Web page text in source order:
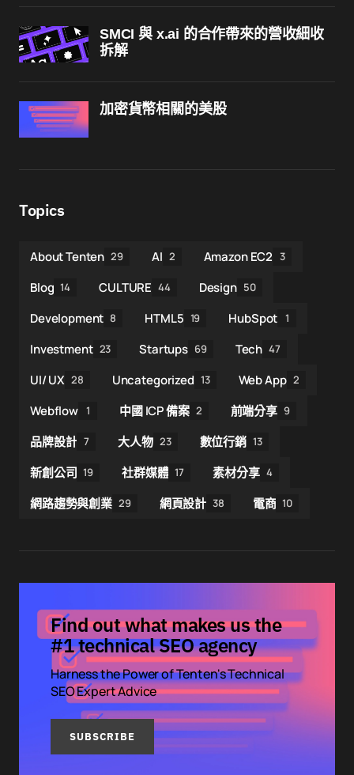
SMCI 與 x.ai 的合作帶來的營收細收
拆解
加密貨幣相關的美股
Topics
About Tenten 29 AI 2 Amazon EC2 3
Blog 14 CULTURE 44 Design 50
Development 8 HTML5 19 HubSpot 1
Investment 23 Startups 69 Tech 47
UI/ UX 28 Uncategorized 13 Web App 2
Webflow 1 中國 ICP 備案 2 前端分享 9
品牌設計 7 大人物 23 數位行銷 13
新創公司 19 社群媒體 17 素材分享 4
網路趨勢與創業 29 網頁設計 38 電商 10
Find out what makes us the
#1 technical SEO agency
Harness the Power of Tenten's Technical
SEO Expert Advice
SUBSCRIBE